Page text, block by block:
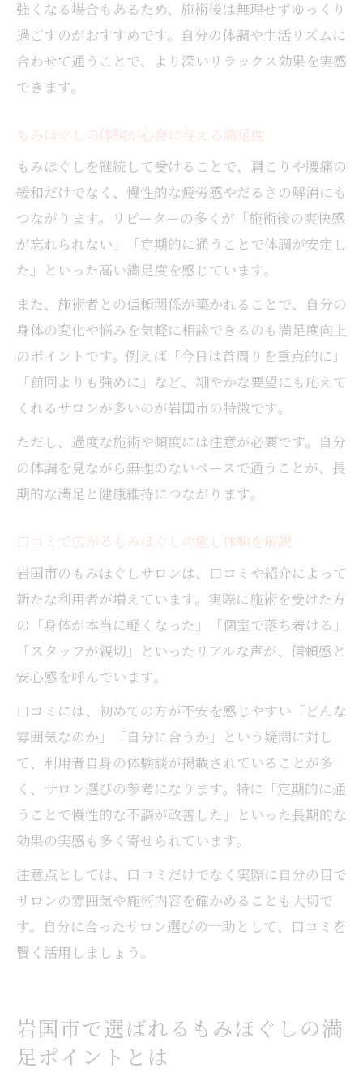
強くなる場合もあるため、施術後は無理せずゆっくり
過ごすのがおすすめです。自分の体調や生活リズムに
合わせて通うことで、より深いリラックス効果を実感
できます。
もみほぐしの体験が心身に与える満足度
もみほぐしを継続して受けることで、肩こりや腰痛の
緩和だけでなく、慢性的な疲労感やだるさの解消にも
つながります。リピーターの多くが「施術後の爽快感
が忘れられない」「定期的に通うことで体調が安定し
た」といった高い満足度を感じています。
また、施術者との信頼関係が築かれることで、自分の
身体の変化や悩みを気軽に相談できるのも満足度向上
のポイントです。例えば「今日は首周りを重点的に」
「前回よりも強めに」など、細やかな要望にも応えて
くれるサロンが多いのが岩国市の特徴です。
ただし、過度な施術や頻度には注意が必要です。自分
の体調を見ながら無理のないペースで通うことが、長
期的な満足と健康維持につながります。
口コミで広がるもみほぐしの癒し体験を解説
岩国市のもみほぐしサロンは、口コミや紹介によって
新たな利用者が増えています。実際に施術を受けた方
の「身体が本当に軽くなった」「個室で落ち着ける」
「スタッフが親切」といったリアルな声が、信頼感と
安心感を呼んでいます。
口コミには、初めての方が不安を感じやすい「どんな
雰囲気なのか」「自分に合うか」という疑問に対し
て、利用者自身の体験談が掲載されていることが多
く、サロン選びの参考になります。特に「定期的に通
うことで慢性的な不調が改善した」といった長期的な
効果の実感も多く寄せられています。
注意点としては、口コミだけでなく実際に自分の目で
サロンの雰囲気や施術内容を確かめることも大切で
す。自分に合ったサロン選びの一助として、口コミを
賢く活用しましょう。
岩国市で選ばれるもみほぐしの満
足ポイントとは